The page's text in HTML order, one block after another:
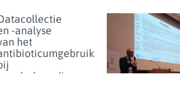
-analyse
het
gezelschapsdieren